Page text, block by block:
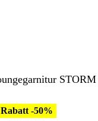
Rabatt -50%